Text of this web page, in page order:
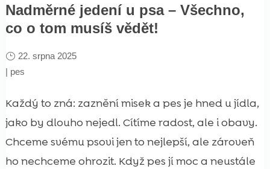
Nadměrné jedení u psa – Všechno,
co o tom musíš vědět!
22. srpna 2025
| pes
Každý to zná: zaznění misek a pes je hned u jídla,
jako by dlouho nejedl. Cítíme radost, ale i obavy.
Chceme svému psovi jen to nejlepší, ale zároveň
ho nechceme ohrozit. Když pes jí moc a neustále